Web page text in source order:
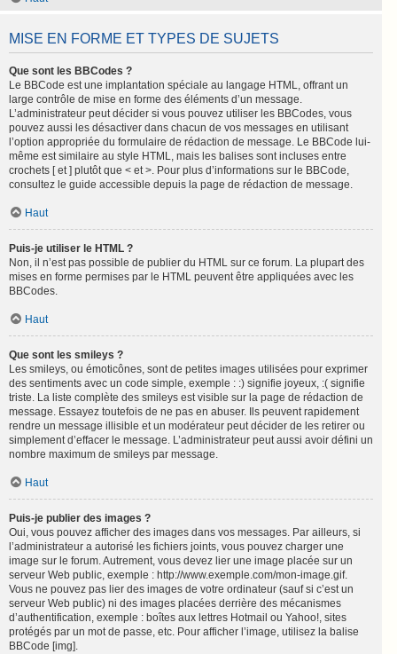
MISE EN FORME ET TYPES DE SUJETS
Que sont les BBCodes ?
Le BBCode est une implantation spéciale au langage HTML, offrant un
large contrôle de mise en forme des éléments d’un message.
L’administrateur peut décider si vous pouvez utiliser les BBCodes, vous
pouvez aussi les désactiver dans chacun de vos messages en utilisant
l’option appropriée du formulaire de rédaction de message. Le BBCode lui-
même est similaire au style HTML, mais les balises sont incluses entre
crochets [ et ] plutôt que < et >. Pour plus d’informations sur le BBCode,
consultez le guide accessible depuis la page de rédaction de message.
Haut
Puis-je utiliser le HTML ?
Non, il n’est pas possible de publier du HTML sur ce forum. La plupart des
mises en forme permises par le HTML peuvent être appliquées avec les
BBCodes.
Haut
Que sont les smileys ?
Les smileys, ou émoticônes, sont de petites images utilisées pour exprimer
des sentiments avec un code simple, exemple : :) signifie joyeux, :( signifie
triste. La liste complète des smileys est visible sur la page de rédaction de
message. Essayez toutefois de ne pas en abuser. Ils peuvent rapidement
rendre un message illisible et un modérateur peut décider de les retirer ou
simplement d’effacer le message. L’administrateur peut aussi avoir défini un
nombre maximum de smileys par message.
Haut
Puis-je publier des images ?
Oui, vous pouvez afficher des images dans vos messages. Par ailleurs, si
l’administrateur a autorisé les fichiers joints, vous pouvez charger une
image sur le forum. Autrement, vous devez lier une image placée sur un
serveur Web public, exemple : http://www.exemple.com/mon-image.gif.
Vous ne pouvez pas lier des images de votre ordinateur (sauf si c’est un
serveur Web public) ni des images placées derrière des mécanismes
d’authentification, exemple : boîtes aux lettres Hotmail ou Yahoo!, sites
protégés par un mot de passe, etc. Pour afficher l’image, utilisez la balise
BBCode [img].